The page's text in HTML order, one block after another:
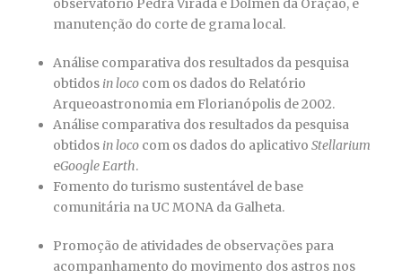
observatório Pedra Virada e Dólmen da Oração, e
manutenção do corte de grama local.
Análise comparativa dos resultados da pesquisa
obtidos in loco com os dados do Relatório
Arqueoastronomia em Florianópolis de 2002.
Análise comparativa dos resultados da pesquisa
obtidos in loco com os dados do aplicativo Stellarium
eGoogle Earth.
Fomento do turismo sustentável de base
comunitária na UC MONA da Galheta.
Promoção de atividades de observações para
acompanhamento do movimento dos astros nos